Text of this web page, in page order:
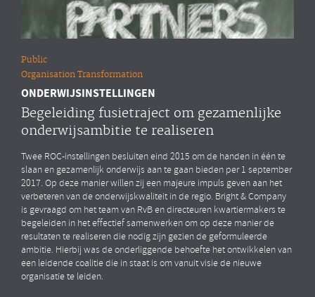
Public
Organisation Transformation
ONDERWIJSINSTELLINGEN
Begeleiding fusietraject om gezamenlijke
onderwijsambitie te realiseren
Twee ROC-instellingen besluiten eind 2015 om de handen in één te
slaan en gezamenlijk onderwijs aan te gaan bieden per 1 september
2017. Op deze manier willen zij een majeure impuls geven aan het
verbeteren van de onderwijskwaliteit in de regio. Bright & Company
is gevraagd om het team van RvB en directeuren kwartiermakers te
begeleiden in het effectief samenwerken om op deze manier de
resultaten te realiseren die nodig zijn gezien de geformuleerde
ambitie. Hierbij was de onderliggende behoefte het ontwikkelen van
een leidende coalitie die in staat is om vanuit visie de nieuwe
organisatie te leiden.